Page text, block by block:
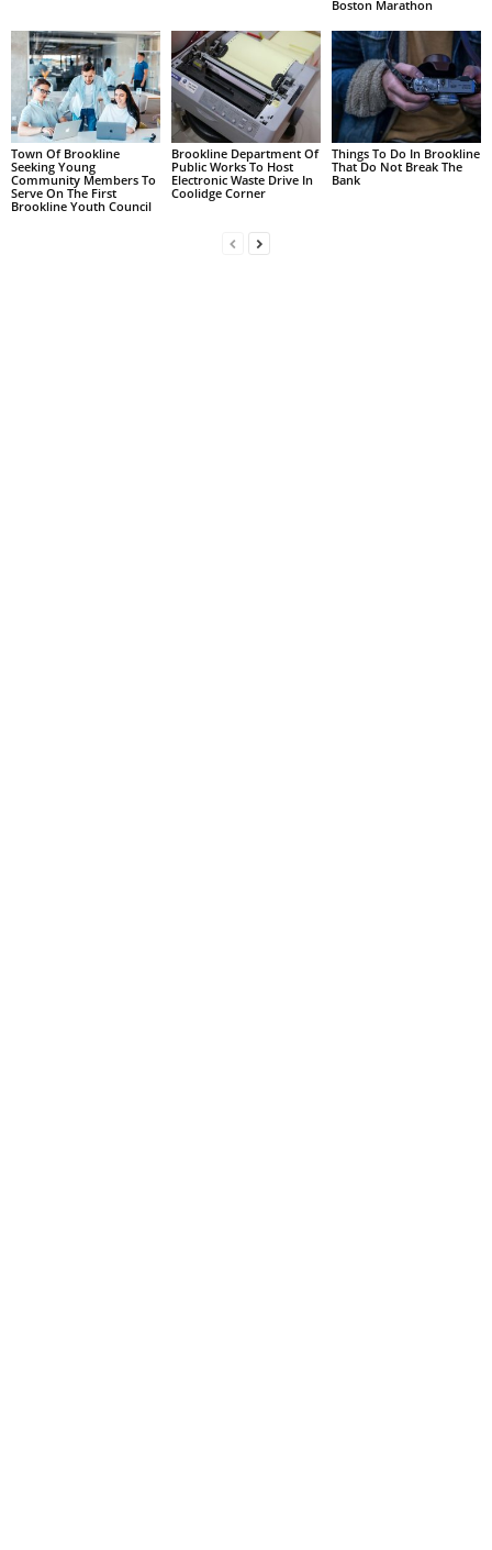
Boston Marathon
Town Of Brookline
Seeking Young
Community Members To
Serve On The First
Brookline Youth Council
Brookline Department Of
Public Works To Host
Electronic Waste Drive In
Coolidge Corner
Things To Do In Brookline
That Do Not Break The
Bank